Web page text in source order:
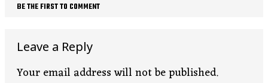
BE THE FIRST TO COMMENT
Leave a Reply
Your email address will not be published.